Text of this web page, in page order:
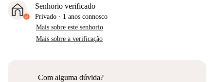
Senhorio verificado
Privado · 1 anos connosco
Mais sobre este senhorio
Mais sobre a verificação
Com alguma dúvida?